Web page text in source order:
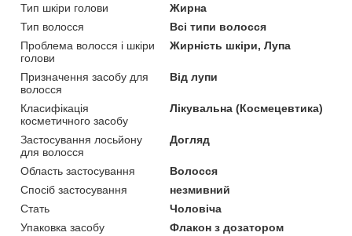
Тип шкіри голови
Жирна
Тип волосся
Всі типи волосся
Проблема волосся і шкіри
голови
Жирність шкіри, Лупа
Призначення засобу для
волосся
Від лупи
Класифікація
косметичного засобу
Лікувальна (Космецевтика)
Застосування лосьйону
для волосся
Догляд
Область застосування
Волосся
Спосіб застосування
незмивний
Стать
Чоловіча
Упаковка засобу
Флакон з дозатором